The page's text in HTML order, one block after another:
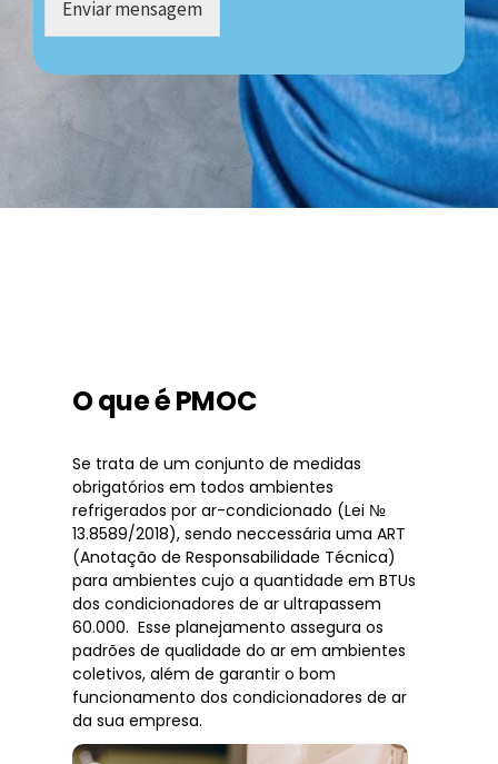
Enviar mensagem
O que é PMOC
Se trata de um conjunto de medidas
obrigatórios em todos ambientes
refrigerados por ar-condicionado (Lei №
13.8589/2018), sendo neccessária uma ART
(Anotação de Responsabilidade Técnica)
para ambientes cujo a quantidade em BTUs
dos condicionadores de ar ultrapassem
60.000. Esse planejamento assegura os
padrões de qualidade do ar em ambientes
coletivos, além de garantir o bom
funcionamento dos condicionadores de ar
da sua empresa.